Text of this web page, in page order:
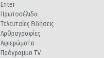
Enter
Πρωτοσέλιδα
Τελευταίες Ειδήσεις
Αρθρογραφίες
Αφιερώματα
Πρόγραμμα TV